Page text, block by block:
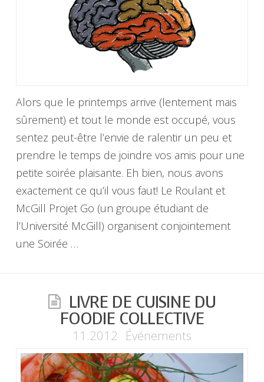
Alors que le printemps arrive (lentement mais
sûrement) et tout le monde est occupé, vous
sentez peut-être l’envie de ralentir un peu et
prendre le temps de joindre vos amis pour une
petite soirée plaisante. Eh bien, nous avons
exactement ce qu’il vous faut! Le Roulant et
McGill Projet Go (un groupe étudiant de
l’Université McGill) organisent conjointement
une Soirée …
LIVRE DE CUISINE DU
FOODIE COLLECTIVE
11.2012 Événements